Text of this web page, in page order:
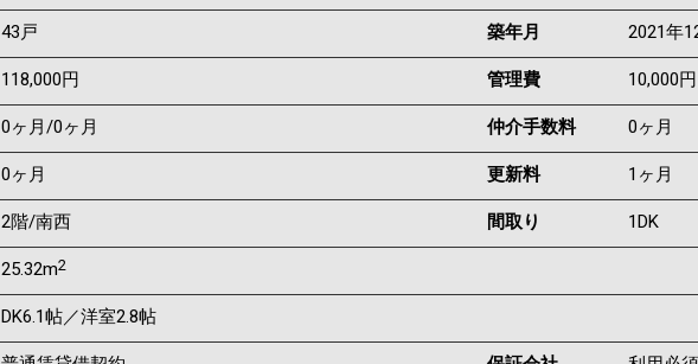
43戸 築年月 2021年
118,000円 管理費 10,000円
0ヶ月 /0ヶ月 仲介手数料 0ヶ月
0ヶ月 更新料 1ヶ月
2階/南西 間取り 1DK
25.32m2
DK6.1帖／洋室2.8帖